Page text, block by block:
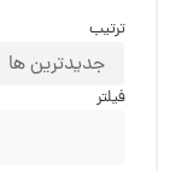
ترتیب
فیلتر